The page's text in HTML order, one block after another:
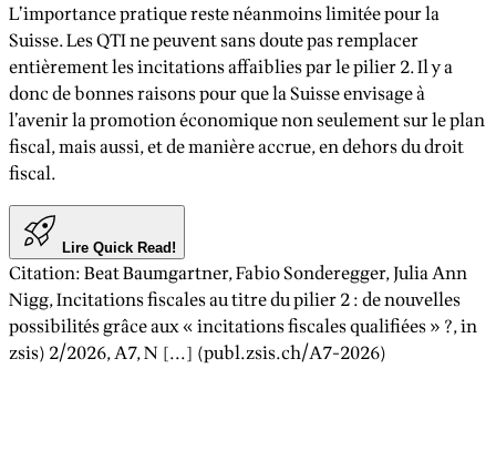
L’importance pratique reste néanmoins limitée pour la
Suisse. Les QTI ne peuvent sans doute pas remplacer
entièrement les incitations affaiblies par le pilier 2. Il y a
donc de bonnes raisons pour que la Suisse envisage à
l’avenir la promotion économique non seulement sur le plan
fiscal, mais aussi, et de manière accrue, en dehors du droit
fiscal.
Lire Quick Read!
Citation:Beat Baumgartner, Fabio Sonderegger, Julia Ann
Nigg,Incitations fiscales au titre du pilier 2 : de nouvelles
possibilités grâce aux « incitations fiscales qualifiées » ?, in
zsis) 2/2026, A7, N [...] (publ.zsis.ch/A7-2026)